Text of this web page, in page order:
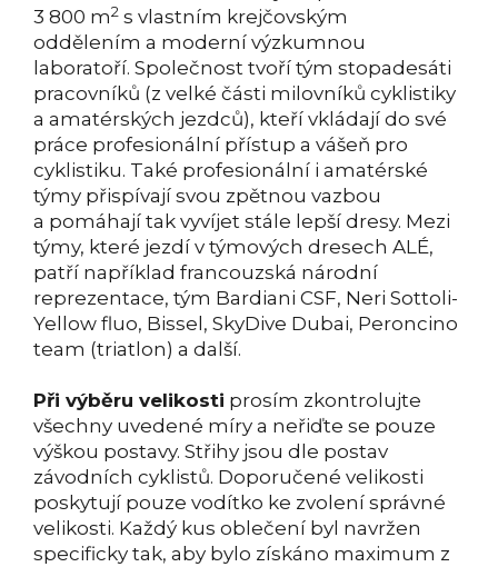
3 800 m2 s vlastním krejčovským
oddělením a moderní výzkumnou
laboratoří. Společnost tvoří tým stopadesáti
pracovníků (z velké části milovníků cyklistiky
a amatérských jezdců), kteří vkládají do své
práce profesionální přístup a vášeň pro
cyklistiku. Také profesionální i amatérské
týmy přispívají svou zpětnou vazbou
a pomáhají tak vyvíjet stále lepší dresy. Mezi
týmy, které jezdí v týmových dresech ALÉ,
patří například francouzská národní
reprezentace, tým Bardiani CSF, Neri Sottoli-
Yellow fluo, Bissel, SkyDive Dubai, Peroncino
team (triatlon) a další.
Při výběru velikosti prosím zkontrolujte
všechny uvedené míry a neřiďte se pouze
výškou postavy. Střihy jsou dle postav
závodních cyklistů. Doporučené velikosti
poskytují pouze vodítko ke zvolení správné
velikosti. Každý kus oblečení byl navržen
specificky tak, aby bylo získáno maximum z